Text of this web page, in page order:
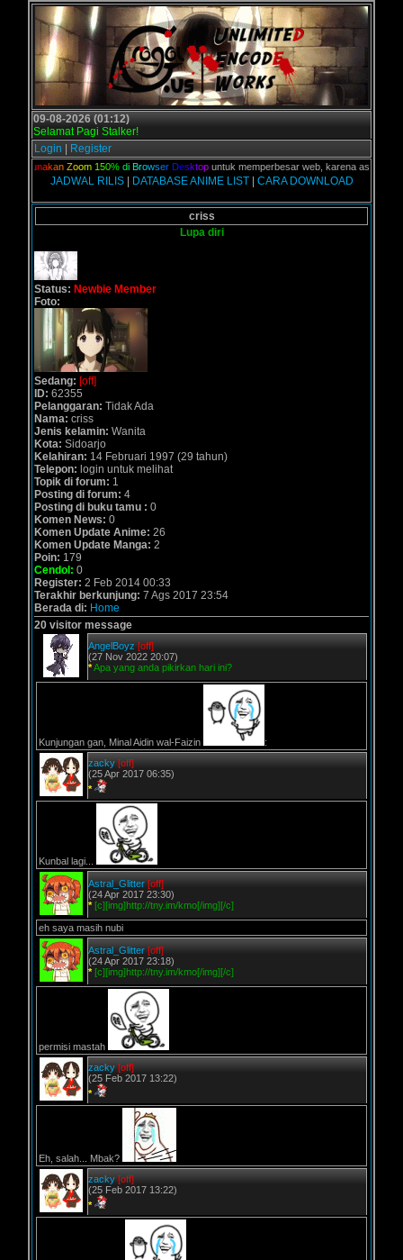
09-08-2026 (01:12)
Selamat Pagi Stalker!
Login
Register
kan Zoom 150 % di B ro wser Desktopuntuk memperbesar web, karena aslinya web
JADWAL RILIS| DATABASE ANIME LIST| CARA DOWNLOAD
criss
Lupa diri
Status: Newbie Member
Foto:
Sedang: [off]
ID: 62355
Pelanggaran: Tidak Ada
Nama: criss
Jenis kelamin: Wanita
Kota: Sidoarjo
Kelahiran: 14 Februari 1997 (29 tahun)
Telepon: login untuk melihat
Topik di forum: 1
Posting di forum: 4
Posting di buku tamu : 0
Komen News: 0
Komen Update Anime: 26
Komen Update Manga: 2
Poin: 179
Cendol: 0
Register: 2 Feb 2014 00:33
Terakhir berkunjung: 7 Ags 2017 23:54
Berada di: Home
20 visitor message
AngelBoyz [off]
(27 Nov 2022 20:07)
*Apa yang anda pikirkan hari ini?
Kunjungan gan, Minal Aidin wal-Faizin
:
zacky [off]
(25 Apr 2017 06:35)
*
Kunbal lagi...
Astral_Glitter [off]
(24 Apr 2017 23:30)
* [c][img]http://tny.im/kmo[/img][/c]
eh saya masih nubi
Astral_Glitter [off]
(24 Apr 2017 23:18)
* [c][img]http://tny.im/kmo[/img][/c]
permisi mastah
zacky [off]
(25 Feb 2017 13:22)
*
Eh, salah... Mbak?
zacky [off]
(25 Feb 2017 13:22)
*